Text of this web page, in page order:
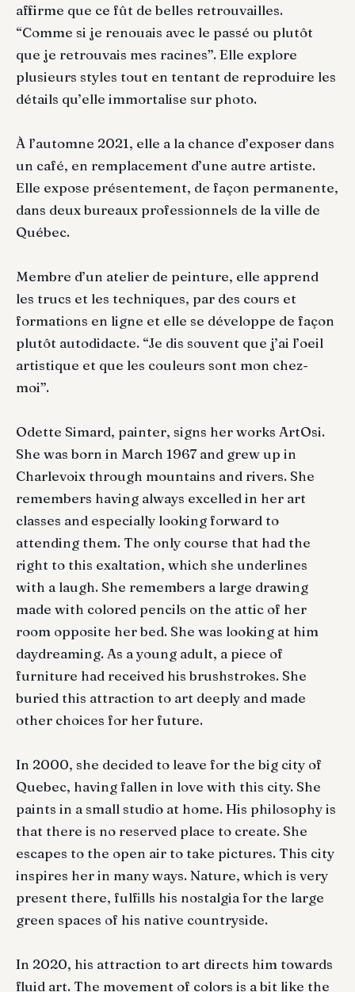
affirme que ce fût de belles retrouvailles.
“Comme si je renouais avec le passé ou plutôt
que je retrouvais mes racines”. Elle explore
plusieurs styles tout en tentant de reproduire les
détails qu’elle immortalise sur photo.
À l’automne 2021, elle a la chance d’exposer dans
un café, en remplacement d’une autre artiste.
Elle expose présentement, de façon permanente,
dans deux bureaux professionnels de la ville de
Québec.
Membre d’un atelier de peinture, elle apprend
les trucs et les techniques, par des cours et
formations en ligne et elle se développe de façon
plutôt autodidacte. “Je dis souvent que j’ai l’oeil
artistique et que les couleurs sont mon chez-
moi”.
Odette Simard, painter, signs her works ArtOsi.
She was born in March 1967 and grew up in
Charlevoix through mountains and rivers. She
remembers having always excelled in her art
classes and especially looking forward to
attending them. The only course that had the
right to this exaltation, which she underlines
with a laugh. She remembers a large drawing
made with colored pencils on the attic of her
room opposite her bed. She was looking at him
daydreaming. As a young adult, a piece of
furniture had received his brushstrokes. She
buried this attraction to art deeply and made
other choices for her future.
In 2000, she decided to leave for the big city of
Quebec, having fallen in love with this city. She
paints in a small studio at home. His philosophy is
that there is no reserved place to create. She
escapes to the open air to take pictures. This city
inspires her in many ways. Nature, which is very
present there, fulfills his nostalgia for the large
green spaces of his native countryside.
In 2020, his attraction to art directs him towards
fluid art. The movement of colors is a bit like the